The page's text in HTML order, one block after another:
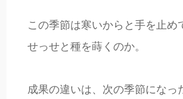
この季節は寒いからと手を止
せっせと種を蒔くのか。
成果の違いは、次の季節にな